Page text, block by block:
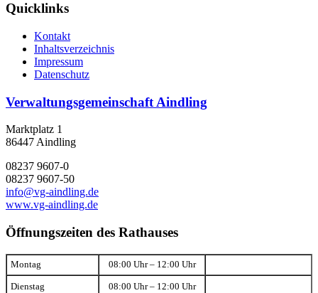
Quicklinks
Kontakt
Inhaltsverzeichnis
Impressum
Datenschutz
Verwaltungsgemeinschaft Aindling
Marktplatz 1
86447 Aindling
08237 9607-0
08237 9607-50
info@vg-aindling.de
www.vg-aindling.de
Öffnungszeiten des Rathauses
Montag 08:00 Uhr – 12:00 Uhr
Dienstag 08:00 Uhr – 12:00 Uhr